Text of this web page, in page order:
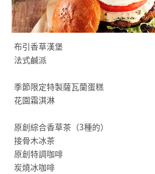
布引香草漢堡
法式鹹派
季節限定特製薩瓦蘭蛋糕
花園霜淇淋
原創綜合香草茶（3種的）
接骨木冰茶
原創特調咖啡
炭燒冰咖啡